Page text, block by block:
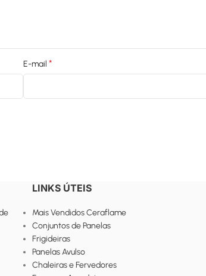
E-mail *
LINKS ÚTEIS
Mais Vendidos Ceraflame
Conjuntos de Panelas
Frigideiras
Panelas Avulso
Chaleiras e Fervedores